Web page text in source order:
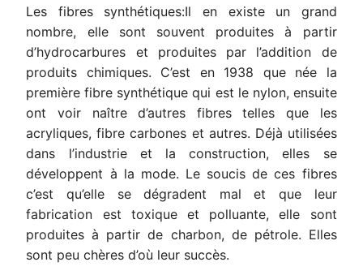
Les fibres synthétiques:Il en existe un grand
nombre, elle sont souvent produites à partir
d’hydrocarbures et produites par l’addition de
produits chimiques. C’est en 1938 que née la
première fibre synthétique qui est le nylon, ensuite
ont voir naître d’autres fibres telles que les
acryliques, fibre carbones et autres. Déjà utilisées
dans l’industrie et la construction, elles se
développent à la mode. Le soucis de ces fibres
c’est qu’elle se dégradent mal et que leur
fabrication est toxique et polluante, elle sont
produites à partir de charbon, de pétrole. Elles
sont peu chères d’où leur succès.